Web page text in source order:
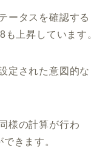
ータスを確認する
上昇しています。
定された意図的な
様の計算が行わ
きます。